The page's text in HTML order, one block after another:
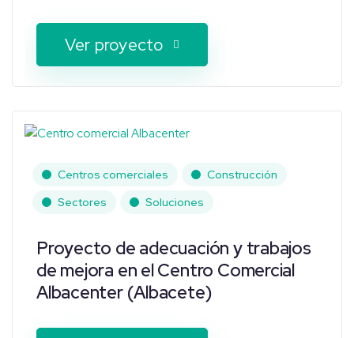
Ver proyecto
Centros comerciales
Construcción
Sectores
Soluciones
Proyecto de adecuación y trabajos
de mejora en el Centro Comercial
Albacenter (Albacete)